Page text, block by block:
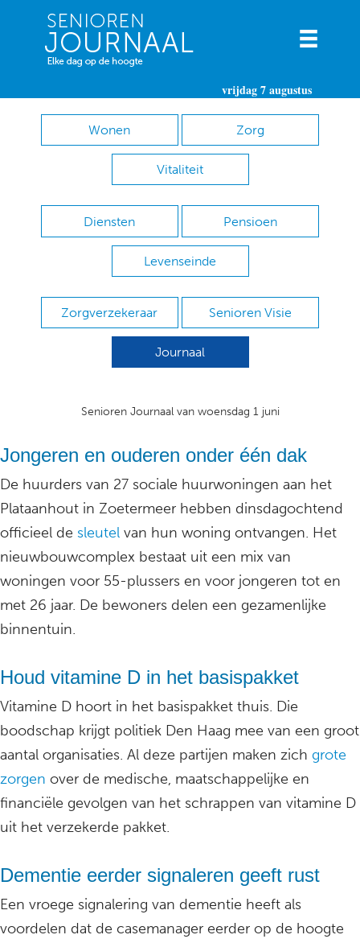
vrijdag 7 augustus
Wonen Zorg
Vitaliteit
Diensten Pensioen
Levenseinde
Zorgverzekeraar Senioren Visie
Journaal
Senioren Journaal van woensdag 1 juni
Jongeren en ouderen onder één dak
De huurders van 27 sociale huurwoningen aan het
Plataanhout in Zoetermeer hebben dinsdagochtend
officieel de sleutel van hun woning ontvangen. Het
nieuwbouwcomplex bestaat uit een mix van
woningen voor 55-plussers en voor jongeren tot en
met 26 jaar. De bewoners delen een gezamenlijke
binnentuin.
Houd vitamine D in het basispakket
Vitamine D hoort in het basispakket thuis. Die
boodschap krijgt politiek Den Haag mee van een groot
aantal organisaties. Al deze partijen maken zich grote
zorgen over de medische, maatschappelijke en
financiële gevolgen van het schrappen van vitamine D
uit het verzekerde pakket.
Dementie eerder signaleren geeft rust
Een vroege signalering van dementie heeft als
voordelen dat de casemanager eerder op de hoogte